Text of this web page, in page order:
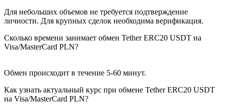
Для небольших объемов не требуется подтверждение
личности. Для крупных сделок необходима верификация.
Сколько времени занимает обмен Tether ERC20 USDT на
Visa/MasterCard PLN?
Обмен происходит в течение 5-60 минут.
Как узнать актуальный курс при обмене Tether ERC20 USDT
на Visa/MasterCard PLN?